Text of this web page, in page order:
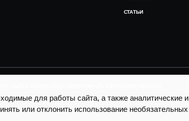
СТАТЬИ
для работы сайта, а также аналитические
или отклонить использование